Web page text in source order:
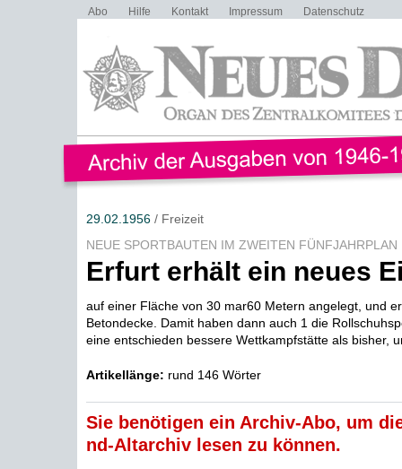
Abo Hilfe Kontakt Impressum Datenschutz
29.02.1956/ Freizeit
NEUE SPORTBAUTEN IM ZWEITEN FÜNFJAHRPLAN
Erfurt erhält ein neues
auf einer Fläche von 30 mar60 Metern angelegt, und
Betondecke. Damit haben dann auch 1 die
eine entschieden bessere Wettkampfstätte als bisher,
Artikellänge: rund 146 Wörter
Sie benötigen ein Archiv-Abo, um
nd-Altarchiv lesen zu können.